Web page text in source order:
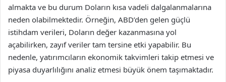
almakta ve bu durum Doların kısa vadeli dalgalanmalarına
neden olabilmektedir. Örneğin, ABD’den gelen güçlü
istihdam verileri, Doların değer kazanmasına yol
açabilirken, zayıf veriler tam tersine etki yapabilir. Bu
nedenle, yatırımcıların ekonomik takvimleri takip etmesi ve
piyasa duyarlılığını analiz etmesi büyük önem taşımaktadır.